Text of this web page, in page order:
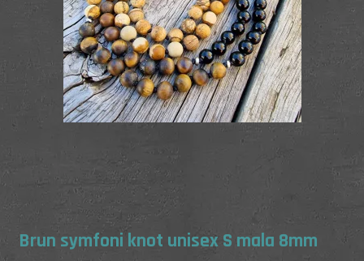
Brun symfoni knot unisex S mala 8mm